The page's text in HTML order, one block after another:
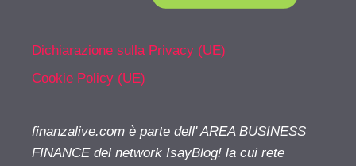
Dichiarazione sulla Privacy (UE)
Cookie Policy (UE)
finanzalive.com è parte dell' AREA BUSINESS
FINANCE del network IsayBlog! la cui rete